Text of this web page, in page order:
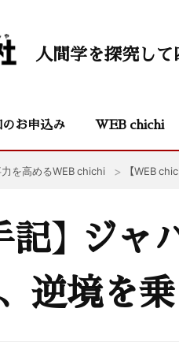
人間学を探究し
お申込み WEB chichi
を高めるWEB chichi 【WEB
記】 ジ
逆境を